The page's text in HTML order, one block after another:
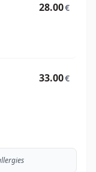
28.00€
33.00€